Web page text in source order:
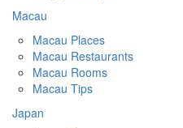
Macau
Macau Places
Macau Restaurants
Macau Rooms
Macau Tips
Japan